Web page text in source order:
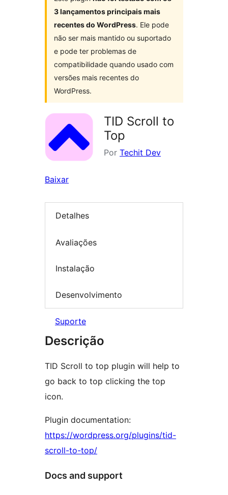
3 lançamentos principais mais
recentes do WordPress. Ele pode
não ser mais mantido ou suportado
e pode ter problemas de
compatibilidade quando usado com
versões mais recentes do
WordPress.
TID Scroll to
Top
Por Techit Dev
Baixar
Detalhes
Avaliações
Instalação
Desenvolvimento
Suporte
Descrição
TID Scroll to top plugin will help to
go back to top clicking the top
icon.
Plugin documentation:
https://wordpress.org/plugins/tid-
scroll-to-top/
Docs and support